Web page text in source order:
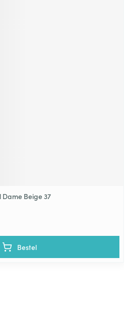
Beige 37
Bestel